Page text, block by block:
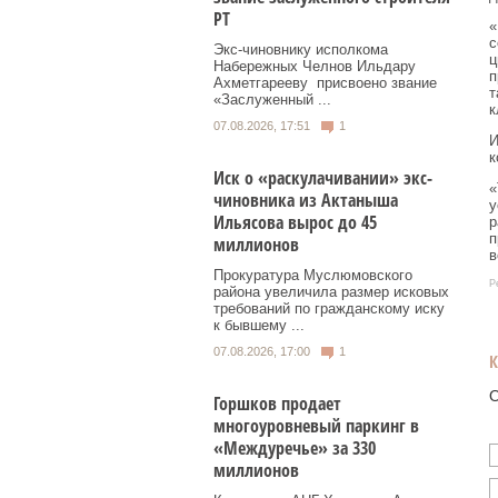
РТ
Экс‑чиновнику исполкома
Набережных Челнов Ильдару
Ахметгарееву присвоено звание
«Заслуженный ...
07.08.2026, 17:51 1
Иск о «раскулачивании» экс-
чиновника из Актаныша
Ильясова вырос до 45
миллионов
Прокуратура Муслюмовского
района увеличила размер исковых
требований по гражданскому иску
к бывшему ...
07.08.2026, 17:00 1
Горшков продает
многоуровневый паркинг в
«Междуречье» за 330
миллионов